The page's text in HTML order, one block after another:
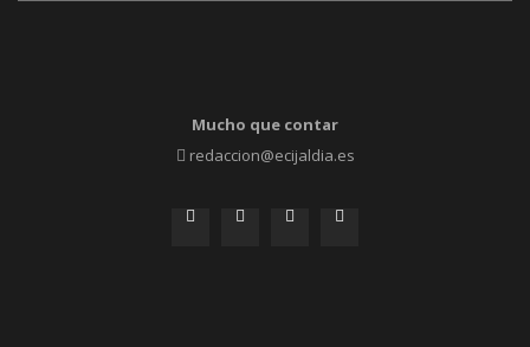
Mucho que contar
redaccion@ecijaldia.es